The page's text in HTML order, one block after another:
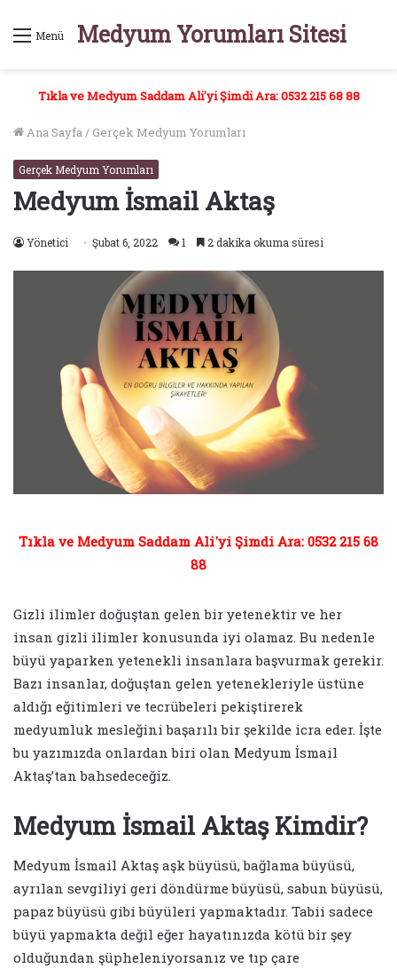
Menü Medyum Yorumları Sitesi
Tıkla ve Medyum Saddam Ali'yi Şimdi Ara: 0532 215 68 88
Ana Sayfa/ Gerçek Medyum Yorumları
Gerçek Medyum Yorumları
Medyum İsmail Aktaş
Yönetici Şubat 6, 2022 1 2 dakika okuma süresi
Tıkla ve Medyum Saddam Ali'yi Şimdi Ara: 0532 215 68
88
Gizli ilimler doğuştan gelen bir yetenektir ve her
insan gizli ilimler konusunda iyi olamaz. Bu nedenle
büyü yaparken yetenekli insanlara başvurmak gerekir.
Bazı insanlar, doğuştan gelen yetenekleriyle üstüne
aldığı eğitimleri ve tecrübeleri pekiştirerek
medyumluk mesleğini başarılı bir şekilde icra eder. İşte
bu yazımızda onlardan biri olan Medyum İsmail
Aktaş’tan bahsedeceğiz.
Medyum İsmail Aktaş Kimdir?
Medyum İsmail Aktaş aşk büyüsü, bağlama büyüsü,
ayrılan sevgiliyi geri döndürme büyüsü, sabun büyüsü,
papaz büyüsü gibi büyüleri yapmaktadır. Tabii sadece
büyü yapmakta değil eğer hayatınızda kötü bir şey
olduğundan şüpheleniyorsanız ve tıp çare